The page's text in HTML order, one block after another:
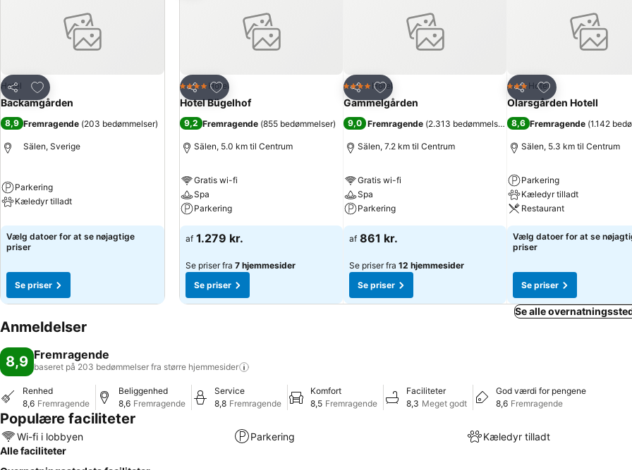
Del
Føj til favoritter
Hotel
Backamgården
8,9 Fremragende (203 bedømmelser)
Sälen, Sverige
Parkering
Kæledyr tilladt
Vælg datoer for at se nøjagtige
priser
Se priser
Del
Føj til favoritter
4 StjernerHotel
Hotel Bügelhof
9,2 Fremragende (855 bedømmelser)
Sälen, 5.0 km til Centrum
Gratis wi-fi
Spa
Parkering
af 1.279 kr.
Se priser fra 7 hjemmesider
Se priser
Del
Føj til favoritter
4 StjernerHotel
Gammelgården
9,0 Fremragende (2.313 bedømmelser )
Sälen, 7.2 km til Centrum
Gratis wi-fi
Spa
Parkering
af 861 kr.
Se priser fra 12 hjemmesider
Se priser
Del
Føj til favoritter
3 Stjerner
Hotel
Olarsgården Hotell
8,6 Fremragende (1.142
Sälen, 5.3 km til Centrum
Parkering
Kæledyr tilladt
Restaurant
Vælg datoer for at se
priser
Se priser
Se alle
Anmeldelser
8,9 Fremragende
baseret på 203 bedømmelser fra større hjemmesider
Renhed
8,6 Fremragende
Beliggenhed
8,6 Fremragende
Service
8,8 Fremragende
Komfort
8,5 Fremragende
Faciliteter
8,3 Meget godt
God værdi for pengene
8,6 Fremragende
Populære faciliteter
Wi-fi i lobbyen Parkering
Kæledyr tilladt
Alle faciliteter